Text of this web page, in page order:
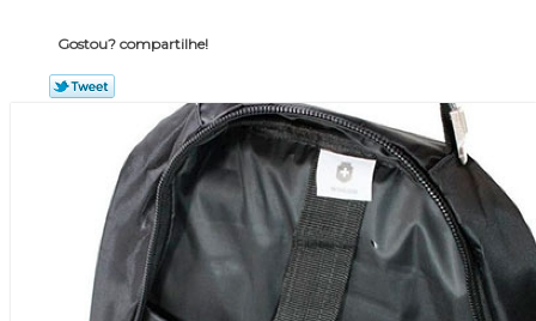
Gostou? compartilhe!